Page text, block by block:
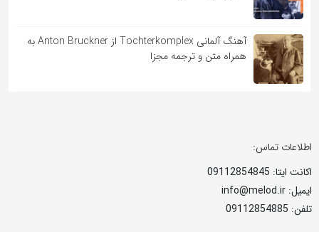
آهنگ آلمانی Tochterkomplex از Anton Bruckner به
همراه متن و ترجمه مجزا
اطلاعات تماس:
اکانت ایتا: 09112854845
ایمیل: info@melod.ir
تلفن: 09112854885